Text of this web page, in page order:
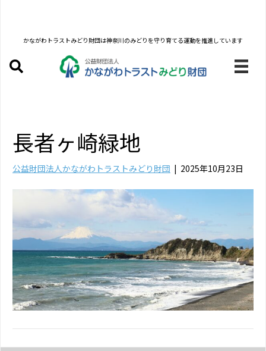
かながわトラストみどり財団は神奈川のみどりを守り育てる運動を推進しています
長者ヶ崎緑地
公益財団法人かながわトラストみどり財団 | 2025年10月23日